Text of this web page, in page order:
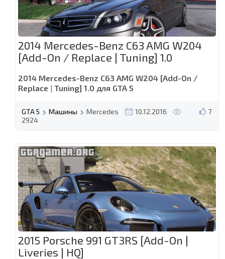
2014 Mercedes-Benz C63 AMG W204
[Add-On / Replace | Tuning] 1.0
2014 Mercedes-Benz C63 AMG W204 [Add-On /
Replace | Tuning] 1.0 для GTA 5
7
GTA 5 Машины Mercedes
10.12.2016
2924
2015 Porsche 991 GT3RS [Add-On |
Liveries | HQ]